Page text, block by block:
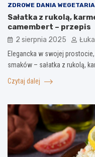
ZDROWE DANIA
Sałatka z rukolą,
camembert – przepis
2 sierpnia 2025
Elegancka w swojej
smaków – sałatka z rukolą,
Czytaj dalej